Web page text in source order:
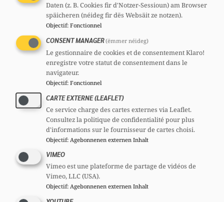
Eric KIEFFER
Membre, 21 ans
Comités
CSV
: Membre
Comité national :
Daten (z. B. Cookies fir d'Notzer-Sessioun) am Browser
späicheren (néideg fir dës Websäit ze notzen).
Objectif: Fonctionnel
CONSENT MANAGER(ëmmer néideg)
Le gestionnaire de cookies et de consentement Klaro!
enregistre votre statut de consentement dans le
navigateur.
Objectif: Fonctionnel
CARTE EXTERNE (LEAFLET)
Ce service charge des cartes externes via Leaflet.
Consultez la politique de confidentialité pour plus
d'informations sur le fournisseur de cartes choisi.
Objectif: Agebonnenen externen Inhalt
VIMEO
Vimeo est une plateforme de partage de vidéos de
Vimeo, LLC (USA).
Objectif: Agebonnenen externen Inhalt